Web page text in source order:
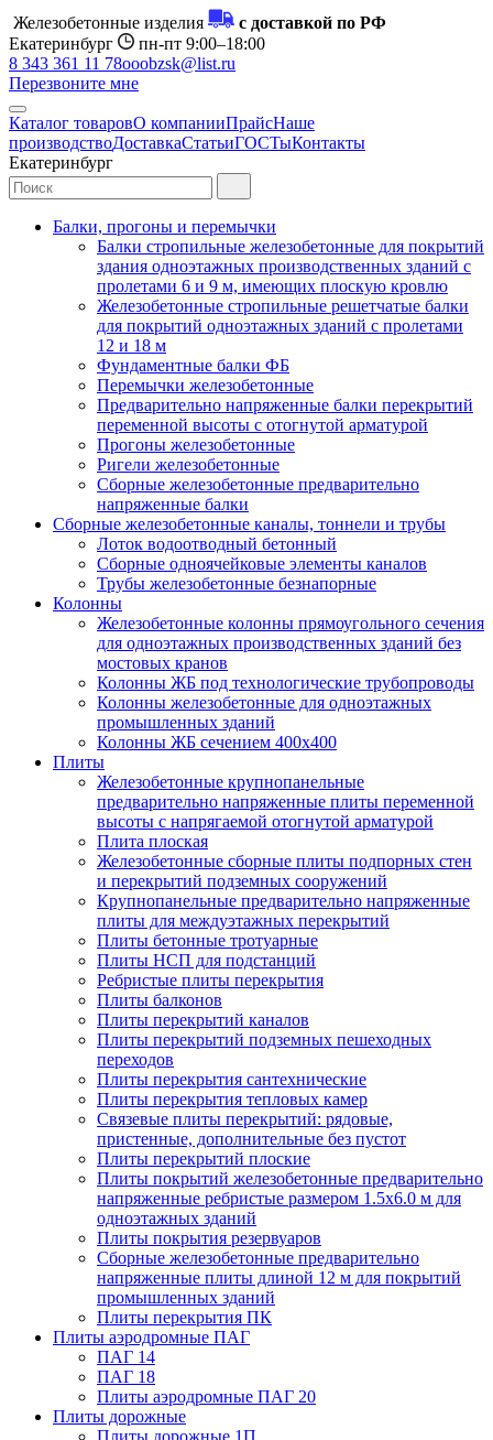
Железобетонные изделия
с доставкой по РФ
Екатеринбург
пн-пт 9:00–18:00
8 343 361 11 78ooobzsk@list.ru
Перезвоните мне
Каталог товаровО компанииПрайсНаше
производствоДоставкаСтатьиГОСТыКонтакты
Екатеринбург
Балки, прогоны и перемычки
Балки стропильные железобетонные для покрытий
здания одноэтажных производственных зданий с
пролетами 6 и 9 м, имеющих плоскую кровлю
Железобетонные стропильные решетчатые балки
для покрытий одноэтажных зданий с пролетами
12 и 18 м
Фундаментные балки ФБ
Перемычки железобетонные
Предварительно напряженные балки перекрытий
переменной высоты с отогнутой арматурой
Прогоны железобетонные
Ригели железобетонные
Сборные железобетонные предварительно
напряженные балки
Сборные железобетонные каналы, тоннели и трубы
Лоток водоотводный бетонный
Сборные одноячейковые элементы каналов
Трубы железобетонные безнапорные
Колонны
Железобетонные колонны прямоугольного сечения
для одноэтажных производственных зданий без
мостовых кранов
Колонны ЖБ под технологические трубопроводы
Колонны железобетонные для одноэтажных
промышленных зданий
Колонны ЖБ сечением 400х400
Плиты
Железобетонные крупнопанельные
предварительно напряженные плиты переменной
высоты с напрягаемой отогнутой арматурой
Плита плоская
Железобетонные сборные плиты подпорных стен
и перекрытий подземных сооружений
Крупнопанельные предварительно напряженные
плиты для междуэтажных перекрытий
Плиты бетонные тротуарные
Плиты НСП для подстанций
Ребристые плиты перекрытия
Плиты балконов
Плиты перекрытий каналов
Плиты перекрытий подземных пешеходных
переходов
Плиты перекрытия сантехнические
Плиты перекрытия тепловых камер
Связевые плиты перекрытий: рядовые,
пристенные, дополнительные без пустот
Плиты перекрытий плоские
Плиты покрытий железобетонные предварительно
напряженные ребристые размером 1.5х6.0 м для
одноэтажных зданий
Плиты покрытия резервуаров
Сборные железобетонные предварительно
напряженные плиты длиной 12 м для покрытий
промышленных зданий
Плиты перекрытия ПК
Плиты аэродромные ПАГ
ПАГ 14
ПАГ 18
Плиты аэродромные ПАГ 20
Плиты дорожные
Плиты дорожные 1П